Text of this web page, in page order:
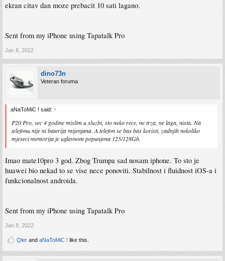
ekran citav dan moze prebacit 10 sati lagano.
Sent from my iPhone using Tapatalk Pro
Jan 8, 2022
dino73n
Veteran foruma
aNaToMiC ! said: ↑
P20 Pro, vec 4 godine mislim u sluzbi, sto neko rece, ne trza, ne laga, nista. Na
telefonu nije ni baterija mijenjana. A telefon se bas bas koristi, zadnjih nekoliko
mjeseci memorija je uglavnom popunjena 125/128Gb.
Imao mate10pro 3 god. Zbog Trumpa sad nosam iphone. To sto je
huawei bio nekad to se vise nece ponoviti. Stabilnost i fluidnost iOS-a i
funkcionalnost androida.
Sent from my iPhone using Tapatalk Pro
Jan 8, 2022
Qler and aNaToMiC ! like this.